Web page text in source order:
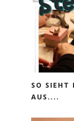
SO SIEHT
AUS....